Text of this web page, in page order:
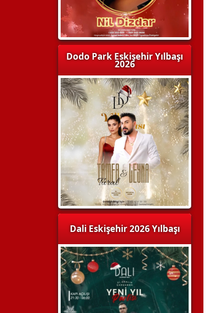
Dodo Park Eskişehir Yılbaşı
2026
Dali Eskişehir 2026 Yılbaşı